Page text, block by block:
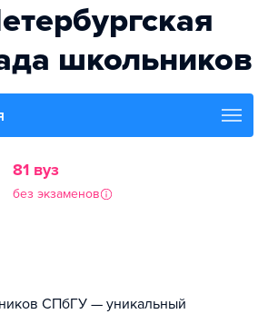
школьников
81 вуз
без экзаменов
СПбГУ — уникальный